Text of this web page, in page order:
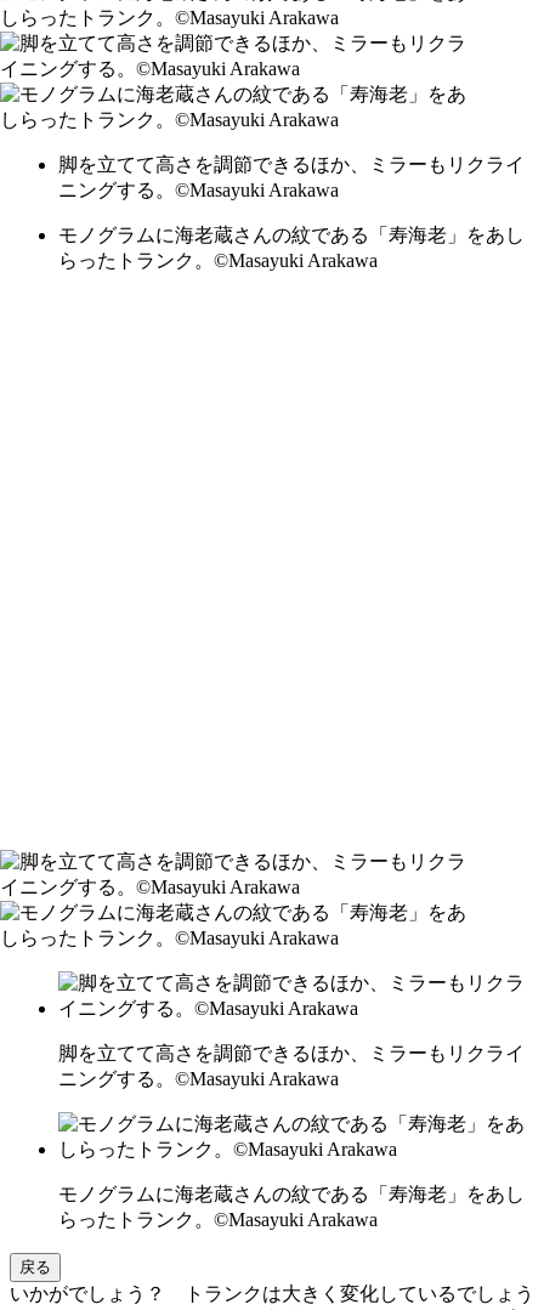
脚を立てて高さを調節できるほか、ミラーもリクライ
ニングする。©Masayuki Arakawa
モノグラムに海老蔵さんの紋である「寿海老」をあし
らったトランク。©Masayuki Arakawa
脚を立てて高さを調節できるほか、ミラーもリクライ
ニングする。©Masayuki Arakawa
モノグラムに海老蔵さんの紋である「寿海老」をあし
らったトランク。©Masayuki Arakawa
戻る
いかがでしょう？ トランクは大きく変化しているでしょう